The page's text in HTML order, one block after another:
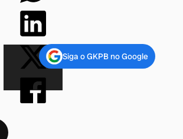
Siga o GKPB no Google